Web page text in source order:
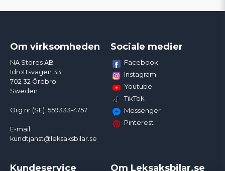
Om virksomheden
NA Stores AB
Idrottsvägen 33
702 32 Örebro
Sweden
Org.nr (SE): 559333-4757
E-mail:
kundtjanst@leksaksbilar.se
Sociale medier
Facebook
Instagram
Youtube
TikTok
Messenger
Pinterest
Kundeservice Om Leksaksbilar.se